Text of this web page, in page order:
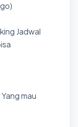
Jadwal
mau